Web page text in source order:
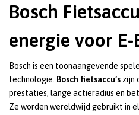
Bosch
energie voor E-
Bosch is een toonaangevende
technologie. Bosch fietsaccu’s zijn
prestaties, lange actieradius en
Ze worden wereldwijd gebruikt in